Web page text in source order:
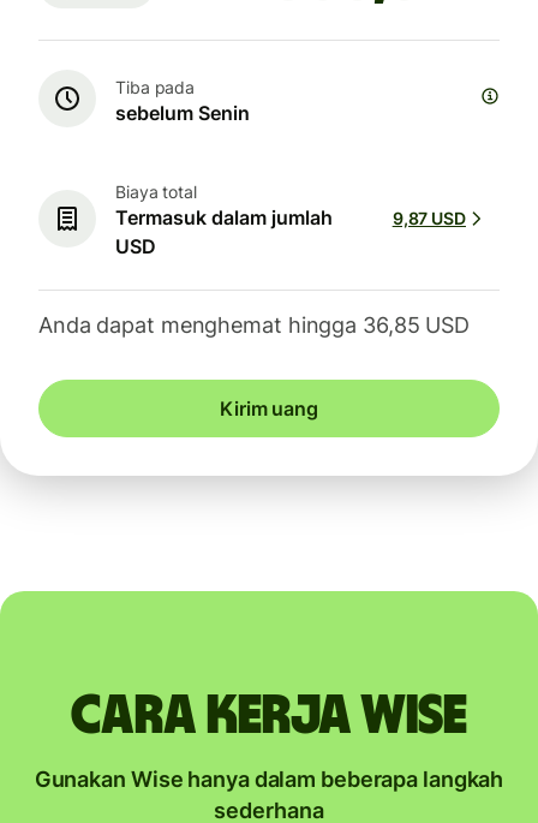
Tiba pada
sebelum Senin
Biaya total
Termasuk dalam jumlah
USD
9,87 USD
Anda dapat menghemat hingga 36,85 USD
Kirim uang
Cara kerja Wise
Gunakan Wise hanya dalam beberapa langkah
sederhana